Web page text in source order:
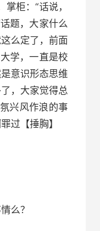
柜：“话说，
题，大家什么
这么定了，前面
学，一直是校
意识形态思维
，大家觉得总
兴风作浪的事
过【捶胸】
么？